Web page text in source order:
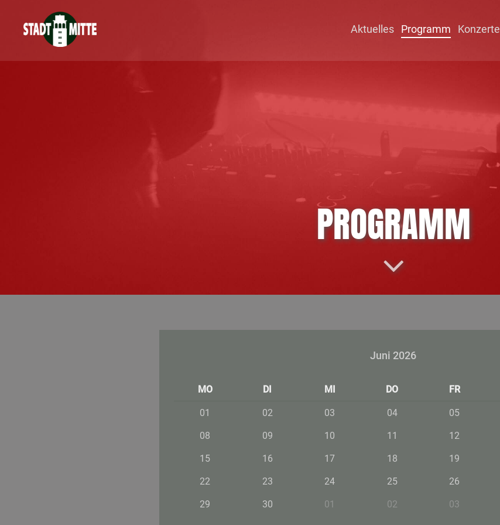
Aktuelles Programm Konzerte
PROGRAMM
Juni 2026
MO DI MI DO FR
01 02 03 04 05
08 09 10 11 12
15 16 17 18 19
22 23 24 25 26
29 30 01 02 03